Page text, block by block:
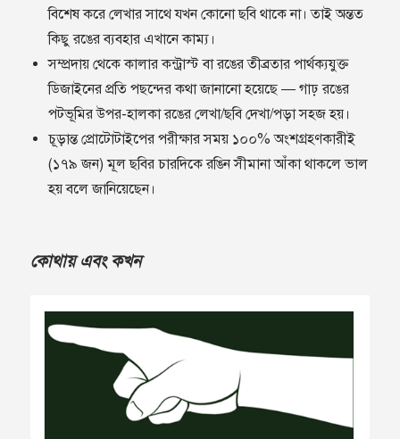
বিশেষ করে লেখার সাথে যখন কোনো ছবি থাকে না। তাই অন্তত
কিছু রঙের ব‍্যবহার এখানে কাম‍্য।
সম্প্রদায় থেকে কালার কন্ট্রাস্ট বা রঙের তীব্রতার পার্থক্যযুক্ত
ডিজাইনের প্রতি পছন্দের কথা জানানো হয়েছে — গাঢ় রঙের
পটভূমির উপর-হালকা রঙের লেখা/ছবি দেখা/পড়া সহজ হয়।
চূড়ান্ত প্রোটোটাইপের পরীক্ষার সময় ১০০% অংশগ্রহণকারীই
(১৭৯ জন) মূল ছবির চারদিকে রঙিন সীমানা আঁকা থাকলে ভাল
হয় বলে জানিয়েছেন।
কোথায় এবং কখন